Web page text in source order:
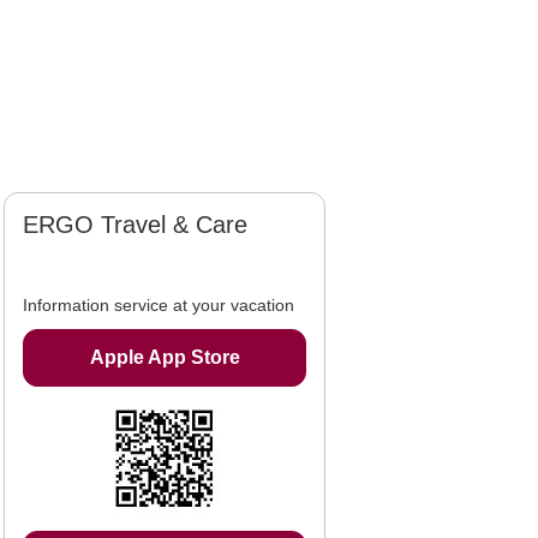
ERGO Travel & Care
Information service at your vacation
Apple App Store